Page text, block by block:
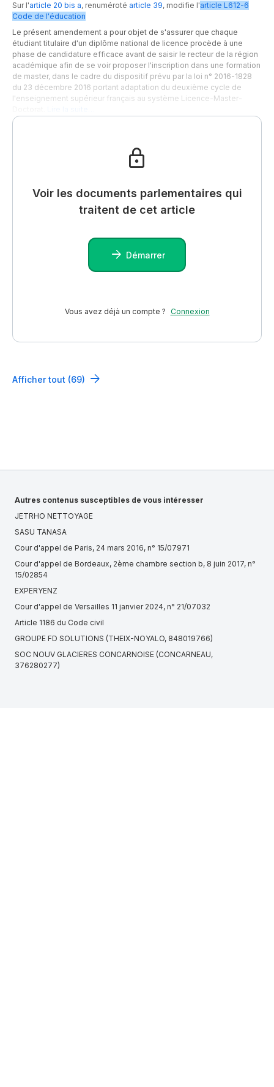
Sur l'article 20 bis a, renuméroté article 39, modifie l'article L612-6
Code de l'éducation
Le présent amendement a pour objet de s'assurer que chaque
étudiant titulaire d'un diplôme national de licence procède à une
phase de candidature efficace avant de saisir le recteur de la région
académique afin de se voir proposer l'inscription dans une formation
de master, dans le cadre du dispositif prévu par la loi n° 2016-1828
du 23 décembre 2016 portant adaptation du deuxième cycle de
l'enseignement supérieur français au système Licence-Master-
Voir les documents parlementaires qui
traitent de cet article
Démarrer
Vous avez déjà un compte ? Connexion
Afficher tout (69)
Autres contenus susceptibles de vous intéresser
JETRHO NETTOYAGE
SASU TANASA
Cour d'appel de Paris, 24 mars 2016, n° 15/07971
Cour d'appel de Bordeaux, 2ème chambre section b, 8 juin 2017, n°
15/02854
EXPERYENZ
Cour d'appel de Versailles 11 janvier 2024, n° 21/07032
Article 1186 du Code civil
GROUPE FD SOLUTIONS (THEIX-NOYALO, 848019766)
SOC NOUV GLACIERES CONCARNOISE (CONCARNEAU,
376280277)